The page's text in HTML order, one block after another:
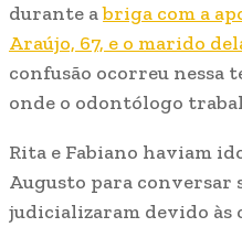
durante abriga com a
Araújo, 67, e o marido
confusão ocorreu nessa
onde o odontólogo
Rita e Fabiano haviam
Augusto para conversar
judicializaram devido às